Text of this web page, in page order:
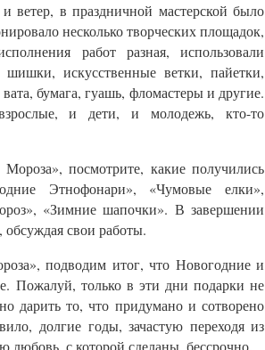
в праздничной мастерской было
несколько творческих площадок,
работ разная, использовали
искусственные ветки, пайетки,
бумага, гуашь, фломастеры и другие.
и дети, и молодежь, кто-то
посмотрите, какие получились
Этнофонари», «Чумовые елки»,
«Зимние шапочки». В завершении
свои работы.
подводим итог, что Новогодние и
Пожалуй, только в эти дни подарки не
дарить то, что придумано и сотворено
долгие годы, зачастую переходя из
любовь, с которой сделаны, бессрочно.